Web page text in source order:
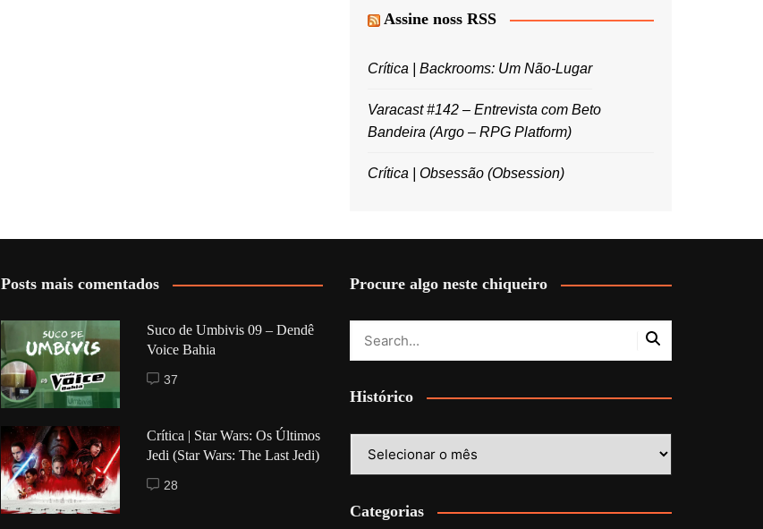
Assine noss RSS
Crítica | Backrooms: Um Não-Lugar
Varacast #142 – Entrevista com Beto
Bandeira (Argo – RPG Platform)
Crítica | Obsessão (Obsession)
Posts mais comentados
Suco de Umbivis 09 – Dendê
Voice Bahia
37
Crítica | Star Wars: Os Últimos
Jedi (Star Wars: The Last Jedi)
28
Procure algo neste chiqueiro
Histórico
Categorias